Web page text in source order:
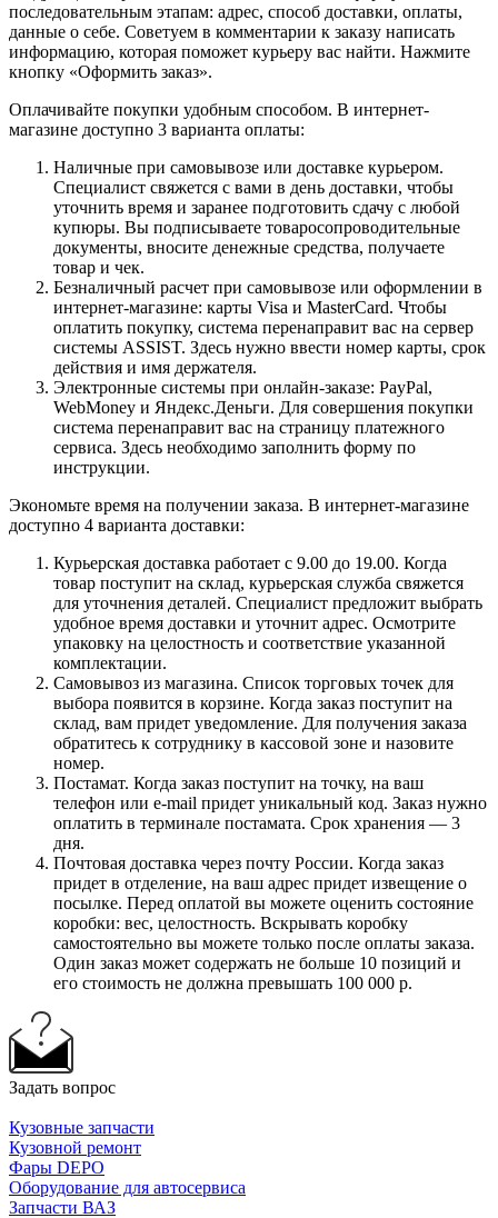
последовательным этапам: адрес, способ доставки, оплаты,
данные о себе. Советуем в комментарии к заказу написать
информацию, которая поможет курьеру вас найти. Нажмите
кнопку «Оформить заказ».
Оплачивайте покупки удобным способом. В интернет-
магазине доступно 3 варианта оплаты:
Наличные при самовывозе или доставке курьером.
Специалист свяжется с вами в день доставки, чтобы
уточнить время и заранее подготовить сдачу с любой
купюры. Вы подписываете товаросопроводительные
документы, вносите денежные средства, получаете
товар и чек.
Безналичный расчет при самовывозе или оформлении в
интернет-магазине: карты Visa и MasterCard. Чтобы
оплатить покупку, система перенаправит вас на сервер
системы ASSIST. Здесь нужно ввести номер карты, срок
действия и имя держателя.
Электронные системы при онлайн-заказе: PayPal,
WebMoney и Яндекс.Деньги. Для совершения покупки
система перенаправит вас на страницу платежного
сервиса. Здесь необходимо заполнить форму по
инструкции.
Экономьте время на получении заказа. В интернет-магазине
доступно 4 варианта доставки:
Курьерская доставка работает с 9.00 до 19.00. Когда
товар поступит на склад, курьерская служба свяжется
для уточнения деталей. Специалист предложит выбрать
удобное время доставки и уточнит адрес. Осмотрите
упаковку на целостность и соответствие указанной
комплектации.
Самовывоз из магазина. Список торговых точек для
выбора появится в корзине. Когда заказ поступит на
склад, вам придет уведомление. Для получения заказа
обратитесь к сотруднику в кассовой зоне и назовите
номер.
Постамат. Когда заказ поступит на точку, на ваш
телефон или e-mail придет уникальный код. Заказ нужно
оплатить в терминале постамата. Срок хранения — 3
дня.
Почтовая доставка через почту России. Когда заказ
придет в отделение, на ваш адрес придет извещение о
посылке. Перед оплатой вы можете оценить состояние
коробки: вес, целостность. Вскрывать коробку
самостоятельно вы можете только после оплаты заказа.
Один заказ может содержать не больше 10 позиций и
его стоимость не должна превышать 100 000 р.
Задать вопрос
Кузовные запчасти
Кузовной ремонт
Фары DEPO
Оборудование для автосервиса
Запчасти ВАЗ